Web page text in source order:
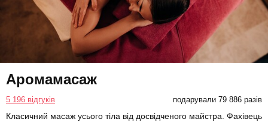
Аромамасаж
5 196 відгуків подарували 79 886 разів
Класичний масаж усього тіла від досвідченого майстра. Фахівець